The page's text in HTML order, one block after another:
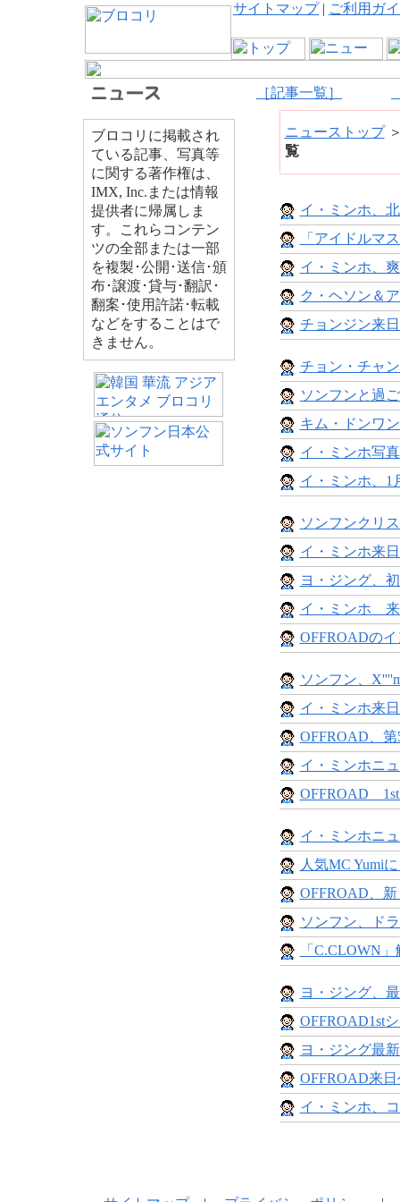
サイトマップ| ご利用ガ
［記事一覧］
ブロコリに掲載され
ている記事、写真等
に関する著作権は、
IMX, Inc.または情報
提供者に帰属しま
す。これらコンテン
ツの全部または一部
を複製･公開･送信･頒
布･譲渡･貸与･翻訳･
翻案･使用許諾･転載
などをすることはで
きません。
ニューストップ
覧
イ・ミンホ、
「アイドルマ
イ・ミンホ、
ク・ヘソン＆
チョンジン来
チョン・チャ
ソンフンと過
キム・ドンワ
イ・ミンホ写
イ・ミンホ、1
ソンフンクリ
イ・ミンホ来
ヨ・ジング、
イ・ミンホ 来
OFFROADの
ソンフン、
イ・ミンホ来
OFFROAD、
イ・ミンホニ
OFFROAD 1st
イ・ミンホニ
人気MC Yumi
OFFROAD、
ソンフン、ド
「C.CLOWN
ヨ・ジング、
OFFROAD1st
ヨ・ジング最
OFFROAD来
イ・ミンホ、